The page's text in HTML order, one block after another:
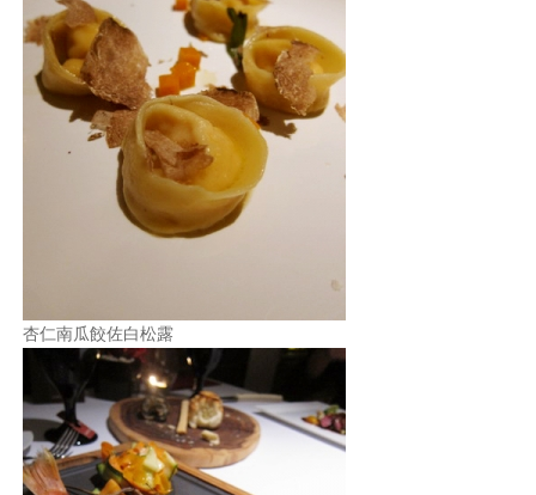
杏仁南瓜餃佐白松露